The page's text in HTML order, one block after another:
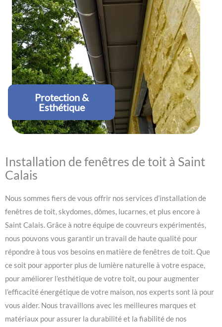
Protection &
Esthétique
Installation de fenêtres de toit à Saint
Calais
Nous sommes fiers de vous offrir nos services d’installation de
fenêtres de toit, skydomes, dômes, lucarnes, et plus encore à
Saint Calais. Grâce à notre équipe de couvreurs expérimentés,
nous pouvons vous garantir un travail de haute qualité pour
répondre à tous vos besoins en matière de fenêtres de toit. Que
ce soit pour apporter plus de lumière naturelle à votre espace,
pour améliorer l’esthétique de votre toit, ou pour augmenter
l’efficacité énergétique de votre maison, nos experts sont là pour
vous aider. Nous travaillons avec les meilleures marques et
matériaux pour assurer la durabilité et la fiabilité de nos